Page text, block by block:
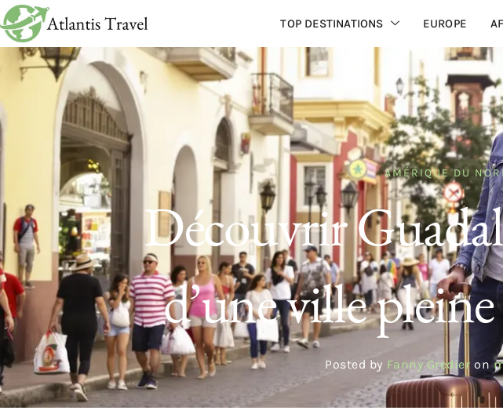
TOP DESTINATIONS EUROPE
AMÉRIQUE DU
Découvrir
d’une ville
Posted by Fanny Gredier on